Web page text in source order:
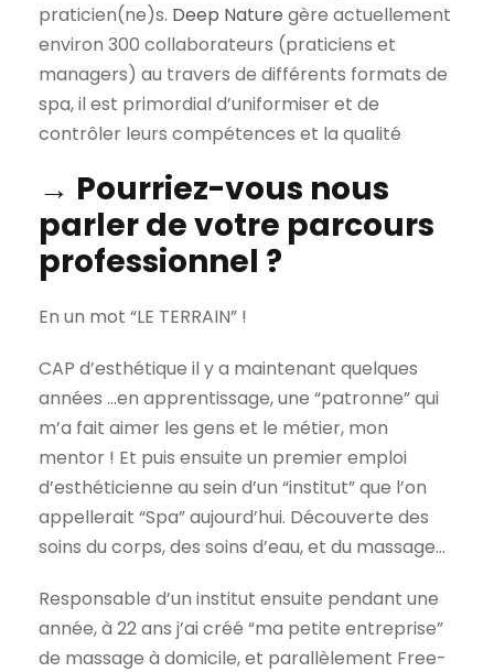
praticien(ne)s. Deep Nature gère actuellement
environ 300 collaborateurs (praticiens et
managers) au travers de différents formats de
spa, il est primordial d’uniformiser et de
contrôler leurs compétences et la qualité
→ Pourriez-vous nous
parler de votre parcours
professionnel ?
En un mot “LE TERRAIN” !
CAP d’esthétique il y a maintenant quelques
années …en apprentissage, une “patronne” qui
m’a fait aimer les gens et le métier, mon
mentor ! Et puis ensuite un premier emploi
d’esthéticienne au sein d’un “institut” que l’on
appellerait “Spa” aujourd’hui. Découverte des
soins du corps, des soins d’eau, et du massage…
Responsable d’un institut ensuite pendant une
année, à 22 ans j’ai créé “ma petite entreprise”
de massage à domicile, et parallèlement Free-